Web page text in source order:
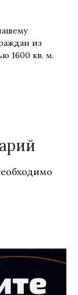
из
1600 кв. м.